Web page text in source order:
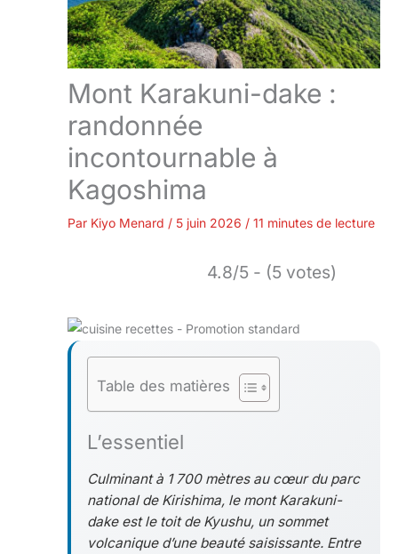
Mont Karakuni-dake :
randonnée
incontournable à
Kagoshima
Par Kiyo Menard / 5 juin 2026 / 11 minutes de lecture
4.8/5 - (5 votes)
Table des matières
L’essentiel
Culminant à 1 700 mètres au cœur du parc
national de Kirishima, le mont Karakuni-
dake est le toit de Kyushu, un sommet
volcanique d’une beauté saisissante. Entre